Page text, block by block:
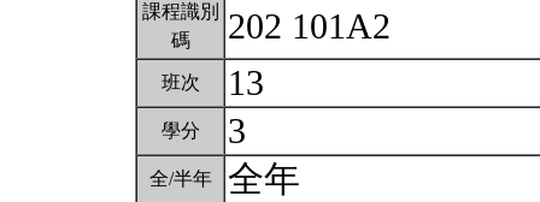
課程識別
碼
202 101A2
班次 13
學分 3
全/半年 全年